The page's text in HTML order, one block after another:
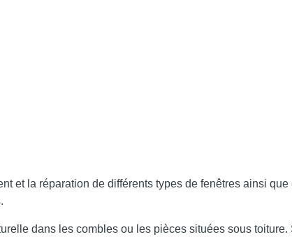
et la réparation de différents types de fenêtres ainsi
dans les combles ou les pièces situées sous